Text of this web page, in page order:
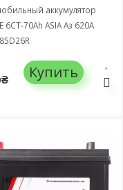
аккумулятор
6СТ-70Ah ASIA Аз 620А
Купить